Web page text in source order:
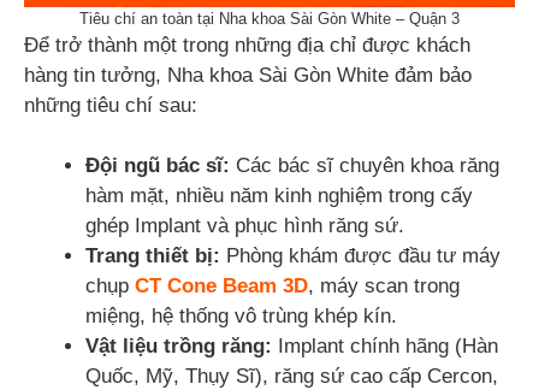
Tiêu chí an toàn tại Nha khoa Sài Gòn White – Quận 3
Để trở thành một trong những địa chỉ được khách
hàng tin tưởng, Nha khoa Sài Gòn White đảm bảo
những tiêu chí sau:
Đội ngũ bác sĩ: Các bác sĩ chuyên khoa răng
hàm mặt, nhiều năm kinh nghiệm trong cấy
ghép Implant và phục hình răng sứ.
Trang thiết bị: Phòng khám được đầu tư máy
chụp CT Cone Beam 3D, máy scan trong
miệng, hệ thống vô trùng khép kín.
Vật liệu trồng răng: Implant chính hãng (Hàn
Quốc, Mỹ, Thụy Sĩ), răng sứ cao cấp Cercon,